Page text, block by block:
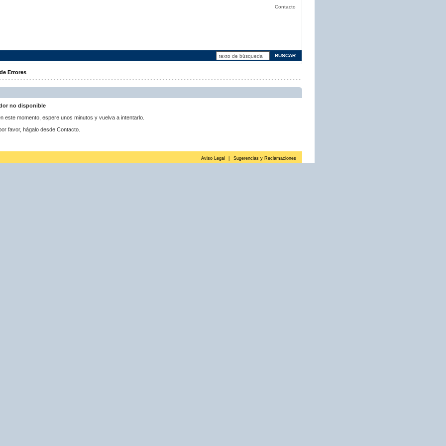
Contacto
Errores
no disponible
este momento, espere unos minutos y vuelva a intentarlo.
favor, hágalo desde Contacto.
Aviso Legal Sugerencias y Reclamaciones